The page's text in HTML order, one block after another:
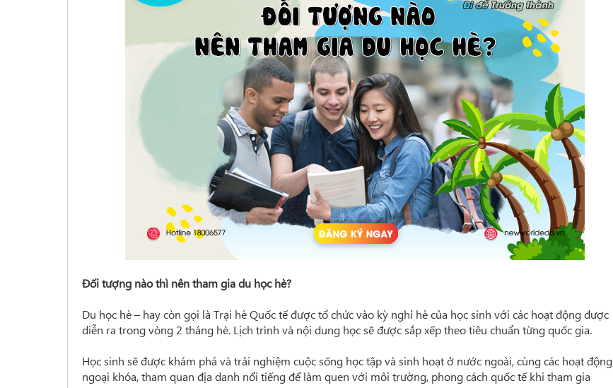
Đối tượng nào thì nên tham gia du học hè?
Du học hè – hay còn gọi là Trại hè Quốc tế được tổ chức vào kỳ nghỉ hè của học sinh với các hoạt động được
diễn ra trong vòng 2 tháng hè. Lịch trình và nội dung học sẽ được sắp xếp theo tiêu chuẩn từng quốc gia.
Học sinh sẽ được khám phá và trải nghiệm cuộc sống học tập và sinh hoạt ở nước ngoài, cùng các hoạt động
ngoại khóa, tham quan địa danh nổi tiếng để làm quen với môi trường, phong cách quốc tế khi tham gia